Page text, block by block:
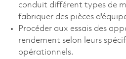
conduit différent types de
fabriquer des pièces
Procéder aux essais des
rendement selon leurs
opérationnels.